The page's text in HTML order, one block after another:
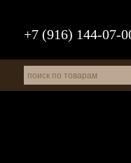
+7 (916) 144-07-